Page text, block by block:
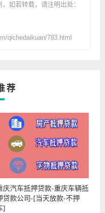
，如若转载，请注明出处：
qichedaikuan/783.html
荐
庆汽车抵押贷款-重庆车辆抵
贷款公司-[当天放款-不押
]